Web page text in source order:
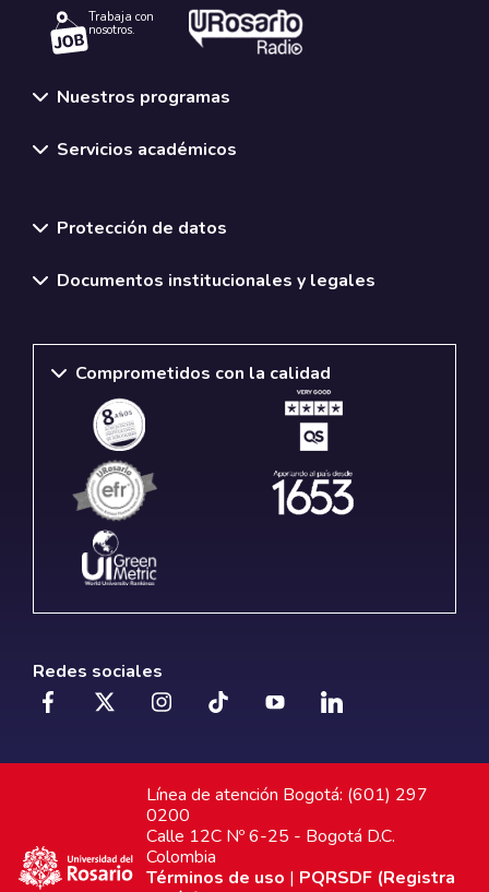
Trabaja con
nosotros.
Nuestros programas
Servicios académicos
Protección de datos
Documentos institucionales y legales
Comprometidos con la calidad
Redes sociales
Línea de atención Bogotá: (601) 297
0200
Calle 12C Nº 6-25 - Bogotá D.C.
Colombia
Términos de uso | PQRSDF (Registra